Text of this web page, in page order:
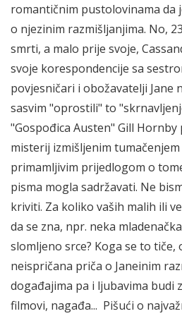
romantičnim pustolovinama da
o njezinim razmišljanjima. No,
smrti, a malo prije svoje,
svoje korespondencije sa
povjesničari i obožavatelji Jane
sasvim "oprostili" to
"Gospođica Austen" Gill
misterij izmišljenim
primamljivim prijedlogom o
pisma mogla sadržavati. Ne
kriviti. Za koliko vaših malih ili
da se zna, npr. neka
slomljeno srce? Koga se to tiče,
neispričana priča o Janeinim
događajima pa i ljubavima budi
filmovi, nagađa... Pišući o